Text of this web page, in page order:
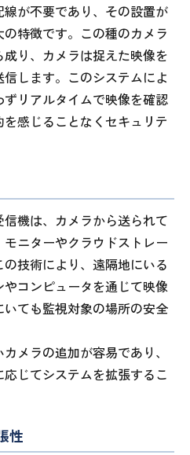
が不要であり、その設置が
特徴です。この種のカメラ
り、カメラは捉えた映像を
します。このシステムによ
リアルタイムで映像を確認
感じることなくセキュリテ
機は、カメラから送られて
ニターやクラウドストレー
技術により、遠隔地にいる
コンピュータを通じて映像
ても監視対象の場所の安全
メラの追加が容易であり、
じてシステムを拡張するこ
性